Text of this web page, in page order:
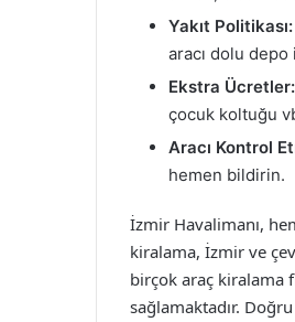
Yakıt Politikası:
aracı dolu
Ekstra Ücretler:
çocuk koltuğu
Aracı Kontrol
hemen bildirin.
İzmir Havalimanı,
kiralama, İzmir ve
birçok araç kiralama
sağlamaktadır.